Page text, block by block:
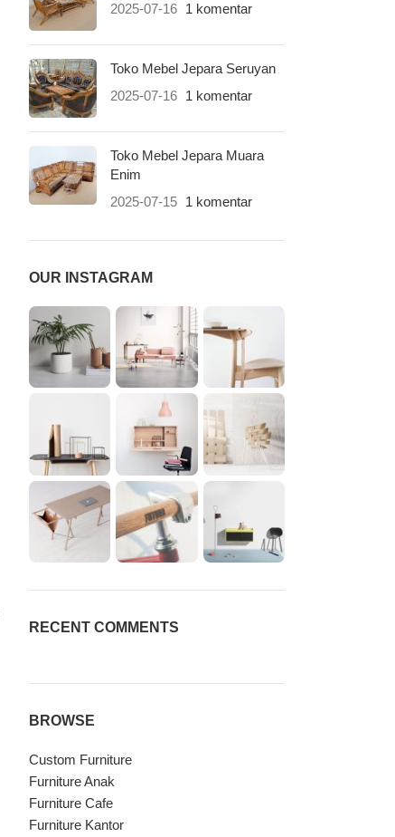
2025-07-16 1 komentar
Toko Mebel Jepara Seruyan
2025-07-16 1 komentar
Toko Mebel Jepara Muara
Enim
2025-07-15 1 komentar
OUR INSTAGRAM
RECENT COMMENTS
BROWSE
Custom Furniture
Furniture Anak
Furniture Cafe
Furniture Kantor